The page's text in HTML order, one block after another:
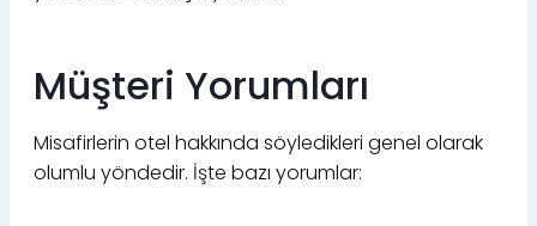
Müşteri Yorumları
Misafirlerin otel hakkında söyledikleri genel olarak
olumlu yöndedir. İşte bazı yorumlar: